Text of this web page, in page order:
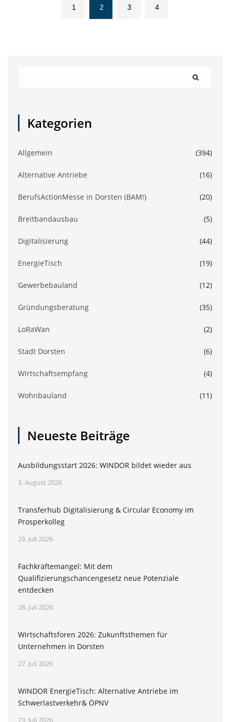
1 2 3 4
Kategorien
Allgemein (394)
Alternative Antriebe (16)
BerufsActionMesse in Dorsten (BAM!) (20)
Breitbandausbau (5)
Digitalisierung (44)
EnergieTisch (19)
Gewerbebauland (12)
Gründungsberatung (35)
LoRaWan (2)
Stadt Dorsten (6)
Wirtschaftsempfang (4)
Wohnbauland (11)
Neueste Beiträge
Ausbildungsstart 2026: WINDOR bildet wieder aus
3. August 2026
Transferhub Digitalisierung & Circular Economy im
Prosperkolleg
29. Juli 2026
Fachkräftemangel: Mit dem
Qualifizierungschancengesetz neue Potenziale
entdecken
28. Juli 2026
Wirtschaftsforen 2026: Zukunftsthemen für
Unternehmen in Dorsten
27. Juli 2026
WINDOR EnergieTisch: Alternative Antriebe im
Schwerlastverkehr& ÖPNV
23. Juli 2026